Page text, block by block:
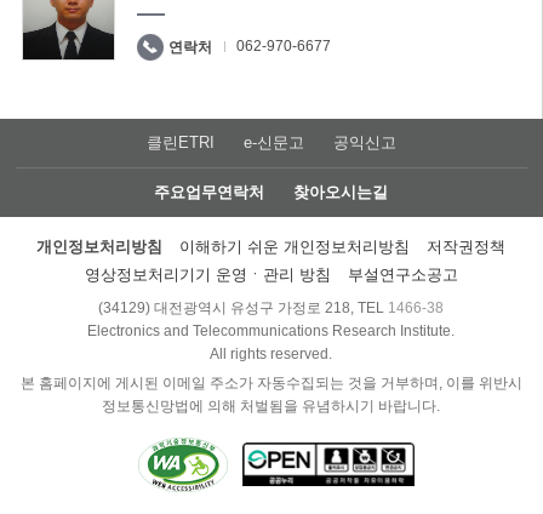
연락처 062-970-6677
클린ETRI e-신문고 공익신고
주요업무연락처 찾아오시는길
개인정보처리방침 이해하기 쉬운 개인정보처리방침
저작권정책
영상정보처리기기 운영ㆍ관리 방침
부설연구소공고
(34129) 대전광역시 유성구 가정로 218, TEL 1466-38
Electronics and Telecommunications Research Institute.
All rights reserved.
본 홈페이지에 게시된 이메일 주소가 자동수집되는 것을 거부하며, 이를 위반시
정보통신망법에 의해 처벌됨을 유념하시기 바랍니다.